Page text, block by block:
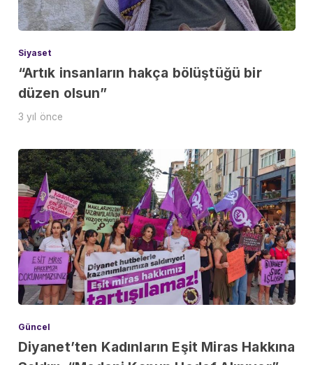
Siyaset
“Artık insanların hakça bölüştüğü bir
düzen olsun”
3 yıl önce
Güncel
Diyanet’ten Kadınların Eşit Miras Hakkına